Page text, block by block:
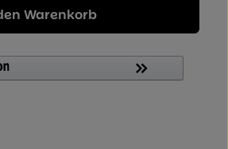
gewünschten Wert
Warenkorb